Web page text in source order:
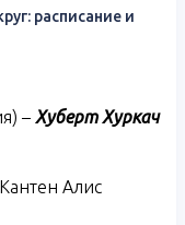
расписание и
– Хуберт Хуркач
Алис